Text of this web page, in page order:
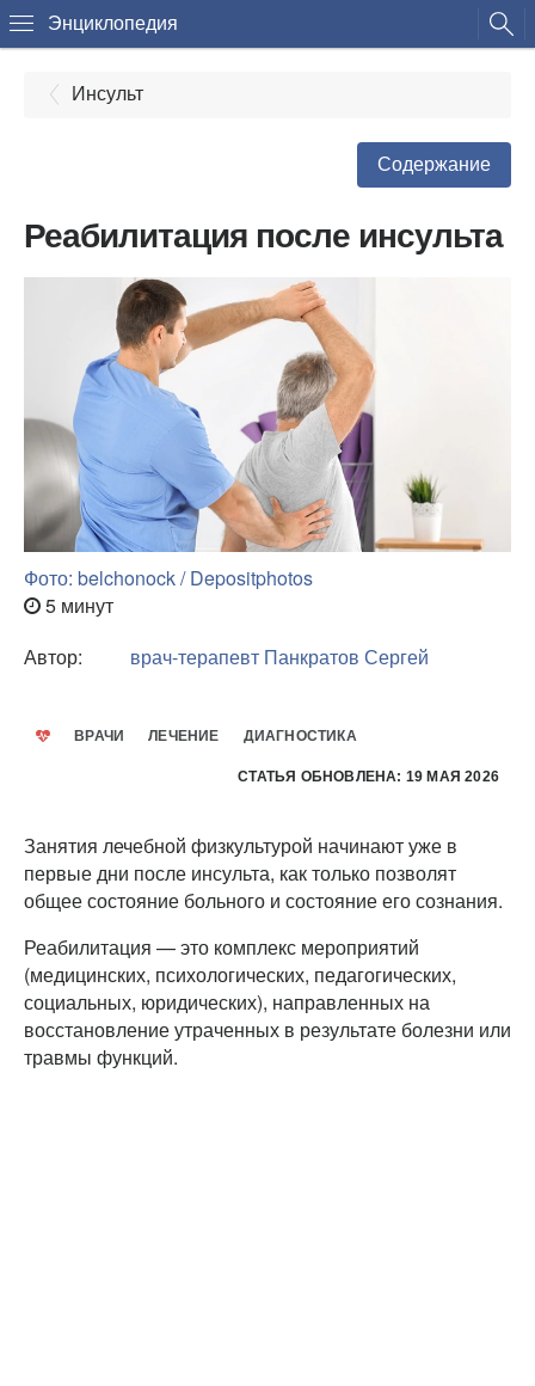
Энциклопедия
Инсульт
Содержание
Реабилитация после инсульта
Фото: belchonock / Depositphotos
5 минут
Автор:
врач-терапевт Панкратов Сергей
ВРАЧИ ЛЕЧЕНИЕ ДИАГНОСТИКА
СТАТЬЯ ОБНОВЛЕНА: 19 МАЯ 2026
Занятия лечебной физкультурой начинают уже в
первые дни после инсульта, как только позволят
общее состояние больного и состояние его сознания.
Реабилитация — это комплекс мероприятий
(медицинских, психологических, педагогических,
социальных, юридических), направленных на
восстановление утраченных в результате болезни или
травмы функций.